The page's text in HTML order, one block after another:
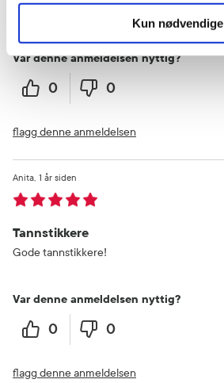
Kun nødvendige
Var denne anmeldelsen nyttig?
0 0
flagg denne anmeldelsen
Tannstikkere
1 år siden
Anita
Gode tannstikkere!
Var denne anmeldelsen nyttig?
0 0
flagg denne anmeldelsen